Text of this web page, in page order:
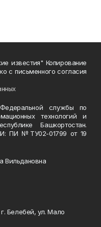
известия" Копирование
с письменного согласия
Федеральной службы по
технологий и
Башкортостан.
ПИ №ТУ02-01799 от 19
Вильдановна
Белебей, ул. Мало